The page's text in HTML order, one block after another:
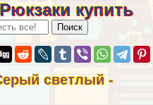
Рюкзаки купить
светлый -